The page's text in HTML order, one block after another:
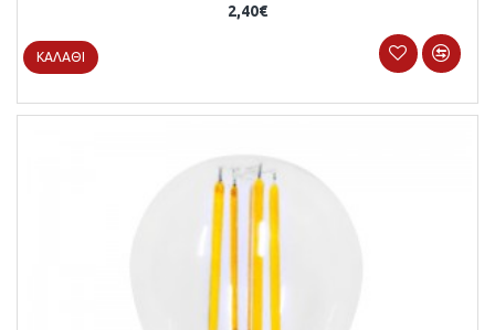
2,40€
ΚΑΛΆΘΙ